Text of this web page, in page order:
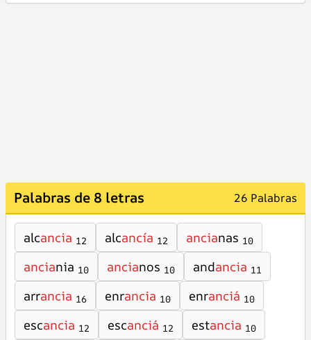
Palabras de 8 letras 26 Palabras
alcancia 12 alcancía 12 ancianas 10
anciania 10 ancianos 10 andancia 11
arrancia 16 enrancia 10 enranciá 10
escancia 12 escanciá 12 estancia 10